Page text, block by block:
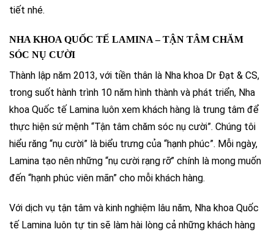
tiết nhé.
NHA KHOA QUỐC TẾ LAMINA – TẬN TÂM CHĂM
SÓC NỤ CƯỜI
Thành lập năm 2013, với tiền thân là Nha khoa Dr Đạt & CS,
trong suốt hành trình 10 năm hình thành và phát triển, Nha
khoa Quốc tế Lamina luôn xem khách hàng là trung tâm để
thực hiện sứ mệnh “Tận tâm chăm sóc nụ cười”. Chúng tôi
hiểu răng “nụ cười” là biểu trưng của “hạnh phúc”. Mỗi ngày,
Lamina tạo nên những “nụ cười rạng rỡ” chính là mong muốn
đến “hạnh phúc viên mãn” cho mỗi khách hàng.
Với dịch vụ tận tâm và kinh nghiệm lâu năm, Nha khoa Quốc
tế Lamina luôn tự tin sẽ làm hài lòng cả những khách hàng